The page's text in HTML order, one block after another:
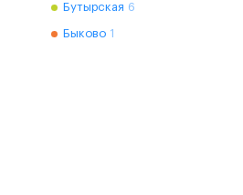
Бутырская 6
Быково 1